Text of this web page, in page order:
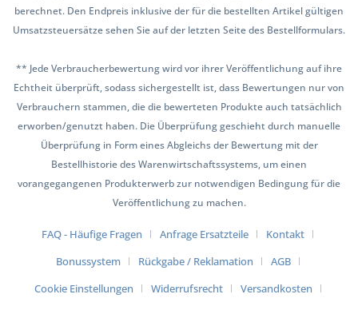
berechnet. Den Endpreis inklusive der für die bestellten Artikel gültigen
Umsatzsteuersätze sehen Sie auf der letzten Seite des Bestellformulars.
** Jede Verbraucherbewertung wird vor ihrer Veröffentlichung auf ihre
Echtheit überprüft, sodass sichergestellt ist, dass Bewertungen nur von
Verbrauchern stammen, die die bewerteten Produkte auch tatsächlich
erworben/genutzt haben. Die Überprüfung geschieht durch manuelle
Überprüfung in Form eines Abgleichs der Bewertung mit der
Bestellhistorie des Warenwirtschaftssystems, um einen
vorangegangenen Produkterwerb zur notwendigen Bedingung für die
Veröffentlichung zu machen.
FAQ - Häufige Fragen Anfrage Ersatzteile
Kontakt
Bonussystem
Rückgabe / Reklamation
AGB
Cookie Einstellungen
Widerrufsrecht
Versandkosten